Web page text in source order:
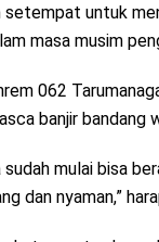
setempat untuk
masa musim
062
banjir
mulai bisa
dan nyaman,”